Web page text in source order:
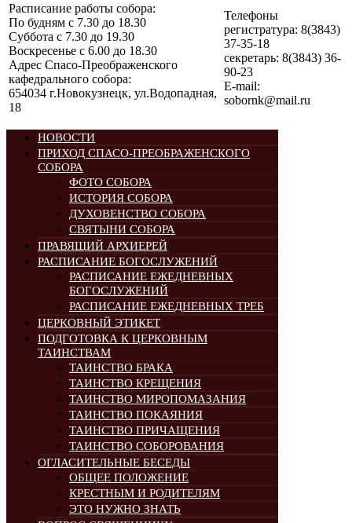
Расписание работы собора:
По будням с 7.30 до 18.30
Суббота с 7.30 до 19.30
Воскресенье с 6.00 до 18.30
Адрес Спасо-Преображенского
кафедрального собора:
654034 г.Новокузнецк, ул.Водопадная,
18
Телефоны
регистратура: 8(3843)
37-35-18
секретарь: 8(3843) 36-
90-23
E-mail:
sobornk@mail.ru
НОВОСТИ
ПРИХОД СПАСО-ПРЕОБРАЖЕНСКОГО
СОБОРА
ФОТО СОБОРА
ИСТОРИЯ СОБОРА
ДУХОВЕНСТВО СОБОРА
СВЯТЫНИ СОБОРА
ПРАВЯЩИЙ АРХИЕРЕЙ
РАСПИСАНИЕ БОГОСЛУЖЕНИЙ
РАСПИСАНИЕ ЕЖЕДНЕВНЫХ
БОГОСЛУЖЕНИЙ
РАСПИСАНИЕ ЕЖЕДНЕВНЫХ ТРЕБ
ЦЕРКОВНЫЙ ЭТИКЕТ
ПОДГОТОВКА К ЦЕРКОВНЫМ
ТАИНСТВАМ
ТАИНСТВО БРАКА
ТАИНСТВО КРЕЩЕНИЯ
ТАИНСТВО МИРОПОМАЗАНИЯ
ТАИНСТВО ПОКАЯНИЯ
ТАИНСТВО ПРИЧАЩЕНИЯ
ТАИНСТВО СОБОРОВАНИЯ
ОГЛАСИТЕЛЬНЫЕ БЕСЕДЫ
ОБЩЕЕ ПОЛОЖЕНИЕ
КРЕСТНЫМ И РОДИТЕЛЯМ
ЭТО НУЖНО ЗНАТЬ